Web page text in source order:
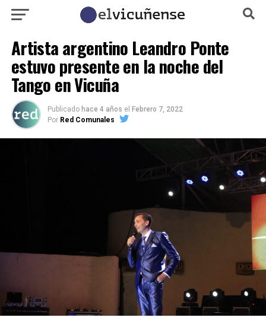
Artista argentino Leandro Ponte
estuvo presente en la noche del
Tango en Vicuña
Publicado hace 4 años el Febrero 7, 2022
Por Red Comunales